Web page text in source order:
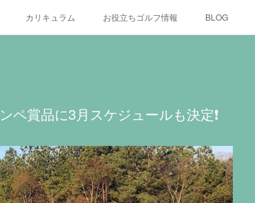
カリキュラム お役立ちゴルフ情報 BLOG
賞品に3月スケジュールも決定❗️